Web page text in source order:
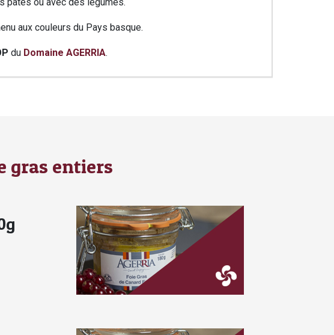
aux couleurs du Pays basque.
du Domaine AGERRIA.
gras entiers